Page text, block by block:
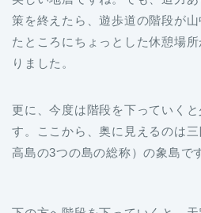
策を終えたら、遊歩道の階段が
たところにちょっとした休憩場
りました。
更に、今度は階段を下っていく
す。ここから、奥に見えるのは
高島の3つの島の総称）の象島で